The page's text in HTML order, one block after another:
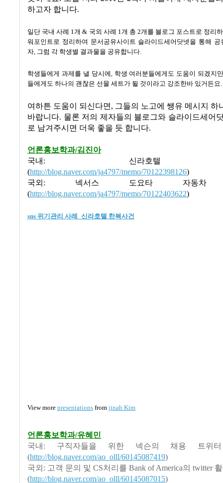
하고자 합니다.
일단 국내 사례 1개 & 국외 사례 1개 총 2개를 블로그 포스트로 정리
워포인트로 정리하여 문서공유사이트 슬라이드세어닷넷을 통해 공
자, 그럼 각 학생별 결과물을 공유합니다.
학생들에게 과제를 낼 당시에, 학생 여러분들에게도 도움이 되겠지
들에게도 하나의 괜찮은 선물 세트가 될 것이라고 강조한바 있거든
여하튼 도움이 되신다면, 그들의 노고에 쌩유 메시지 하
바랍니다. 물론 저의 제자들의 블로그와 슬라이드세어
로 남겨주시면 더욱 좋을 듯 합니다.
언론홍보학과/김진아
국내: 신라호텔 한
(http://blog.naver.com/ja4797/memo/70122398126)
국외: 넥서스 도요타 자동차 급
(http://blog.naver.com/ja4797/memo/70122403622)
sns 위기관리 사례_신라호텔 한복사건
View more presentations from jinah Kim
언론홍보학과/유혜민
국내: 구직자들을 위한 넥슨의 채용 트위
(http://blog.naver.com/ao_olll/60145087419)
국외: 고객 문의 및 CS처리를 Bank of America의 twitter
(http://blog.naver.com/ao_olll/60145087015)